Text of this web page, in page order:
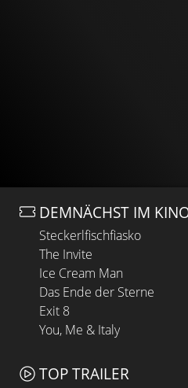
DEMNÄCHST IM
Steckerlfischfiasko
The Invite
Ice Cream Man
Das Ende der Sterne
Exit 8
You, Me & Italy
TOP TRAILER